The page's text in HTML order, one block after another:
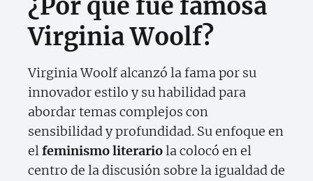
¿Por qué fue famosa
Virginia Woolf?
Virginia Woolf alcanzó la fama por su
innovador estilo y su habilidad para
abordar temas complejos con
sensibilidad y profundidad. Su enfoque en
elfeminismo literariola colocó en el
centro de la discusión sobre la igualdad de